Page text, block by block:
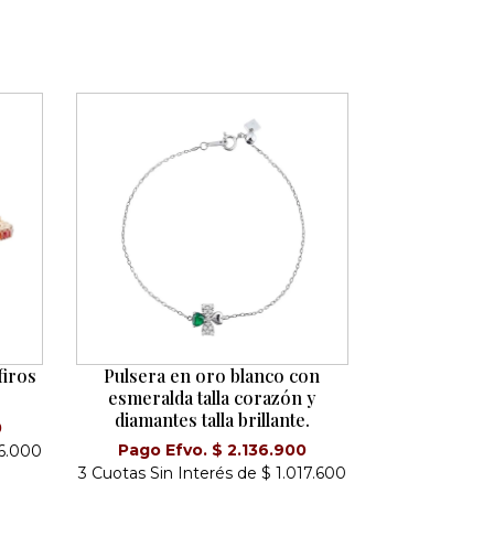
Pulsera en oro blanco con
esmeralda talla corazón y
diamantes talla brillante.
Pago Efvo. $ 2.136.900
3 Cuotas Sin Interés de $ 1.017.600